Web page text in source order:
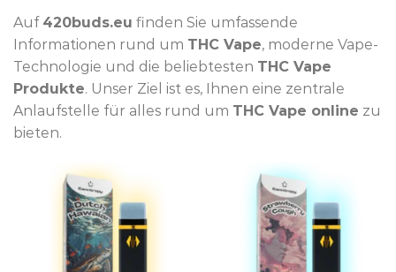
Auf 420buds.eu finden Sie umfassende
Informationen rund um THC Vape, moderne Vape-
Technologie und die beliebtesten THC Vape
Produkte. Unser Ziel ist es, Ihnen eine zentrale
Anlaufstelle für alles rund um THC Vape online zu
bieten.